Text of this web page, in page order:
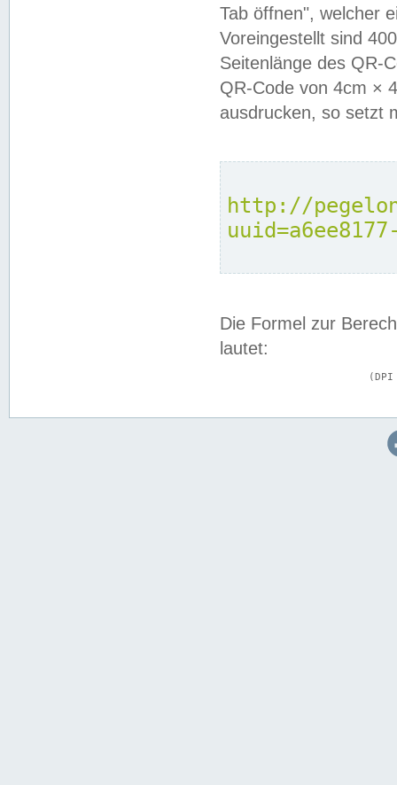
Tab öffnen", welcher
Voreingestellt sind
Seitenlänge des QR-
QR-Code von 4cm ×
ausdrucken, so setzt
http://
Die Formel zur
lautet: